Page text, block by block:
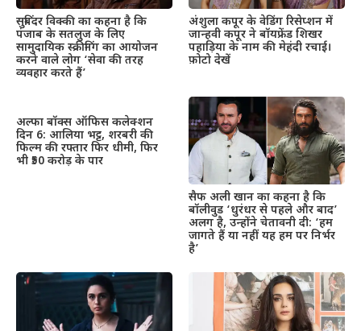
सुबिंदर विक्की का कहना है कि
पंजाब के सतलुज के लिए
सामुदायिक स्क्रीनिंग का आयोजन
करने वाले लोग ‘सेवा की तरह
व्यवहार करते हैं’
अंशुला कपूर के वेडिंग रिसेप्शन में
जान्हवी कपूर ने बॉयफ्रेंड शिखर
पहाड़िया के नाम की मेहंदी रचाई।
फ़ोटो देखें
अल्फा बॉक्स ऑफिस कलेक्शन
दिन 6: आलिया भट्ट, शरबरी की
फिल्म की रफ्तार फिर धीमी, फिर
भी ₹50 करोड़ के पार
सैफ अली खान का कहना है कि
बॉलीवुड ‘धुरंधर से पहले और बाद’
अलग है, उन्होंने चेतावनी दी: ‘हम
जागते हैं या नहीं यह हम पर निर्भर
है’